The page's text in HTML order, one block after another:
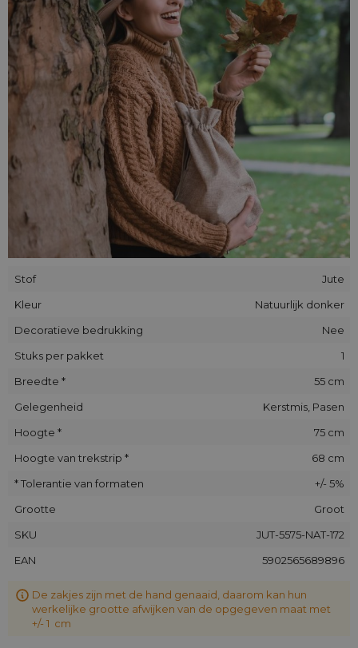
ecologische producten aan, daarom leent deze stof zich
uitstekend voor evenementen in een dorpsklimaat.
Stof
Jute
Kleur
Natuurlijk donker
Decoratieve bedrukking
Nee
Stuks per pakket
1
Breedte *
55 cm
Gelegenheid
Kerstmis, Pasen
Hoogte *
75 cm
Hoogte van trekstrip *
68 cm
* Tolerantie van formaten
+/- 5%
Grootte
Groot
SKU
JUT-5575-NAT-172
EAN
5902565689896
De zakjes zijn met de hand genaaid, daarom kan hun
werkelijke grootte afwijken van de opgegeven maat met
+/- 1 cm